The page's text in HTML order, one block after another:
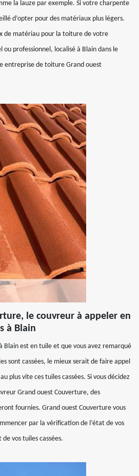
la lauze par exemple. Si votre charpente
d’opter pour des matériaux plus légers.
de matériau pour la toiture de votre
ou professionnel, localisé à Blain dans le
entreprise de toiture Grand ouest
le couvreur à appeler en
à Blain
Blain est en tuile et que vous avez remarqué
sont cassées, le mieux serait de faire appel
plus vite ces tuiles cassées. Si vous décidez
Grand ouest Couverture, des
fournies. Grand ouest Couverture vous
par la vérification de l’état de vos
vos tuiles cassées.